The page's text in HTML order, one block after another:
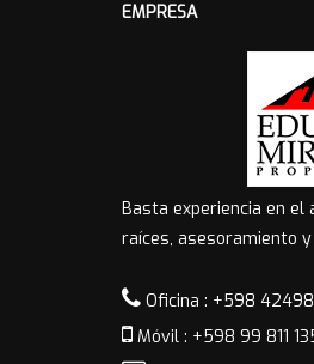
EMPRESA
Basta experiencia en el
raíces, asesoramiento
Oficina : +598
Móvil : +598 99 811